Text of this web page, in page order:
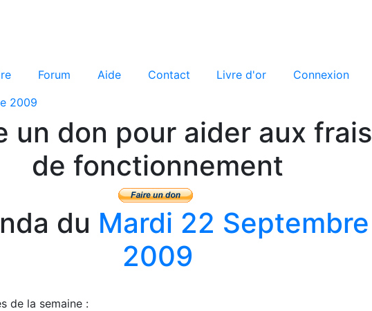
Forum Aide Contact Livre d'or Connexion
2009
un don pour aider aux frais
de fonctionnement
du Mardi 22 Septembre
2009
de la semaine :